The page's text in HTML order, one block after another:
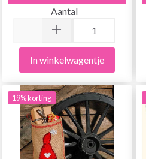
Aantal
In winkelwagentje
19% korting